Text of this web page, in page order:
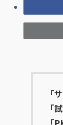
「
「